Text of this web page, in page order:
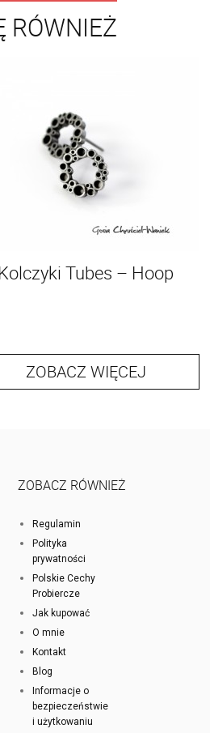
RÓWNIEŻ
Kolczyki Tubes – Hoop
ZOBACZ WIĘCEJ
ZOBACZ RÓWNIEŻ
Regulamin
Polityka
prywatności
Polskie Cechy
Probiercze
Jak kupować
O mnie
Kontakt
Blog
Informacje o
bezpieczeństwie
i użytkowaniu